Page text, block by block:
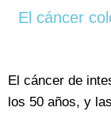
El cáncer
El cáncer de
los 50 años, y